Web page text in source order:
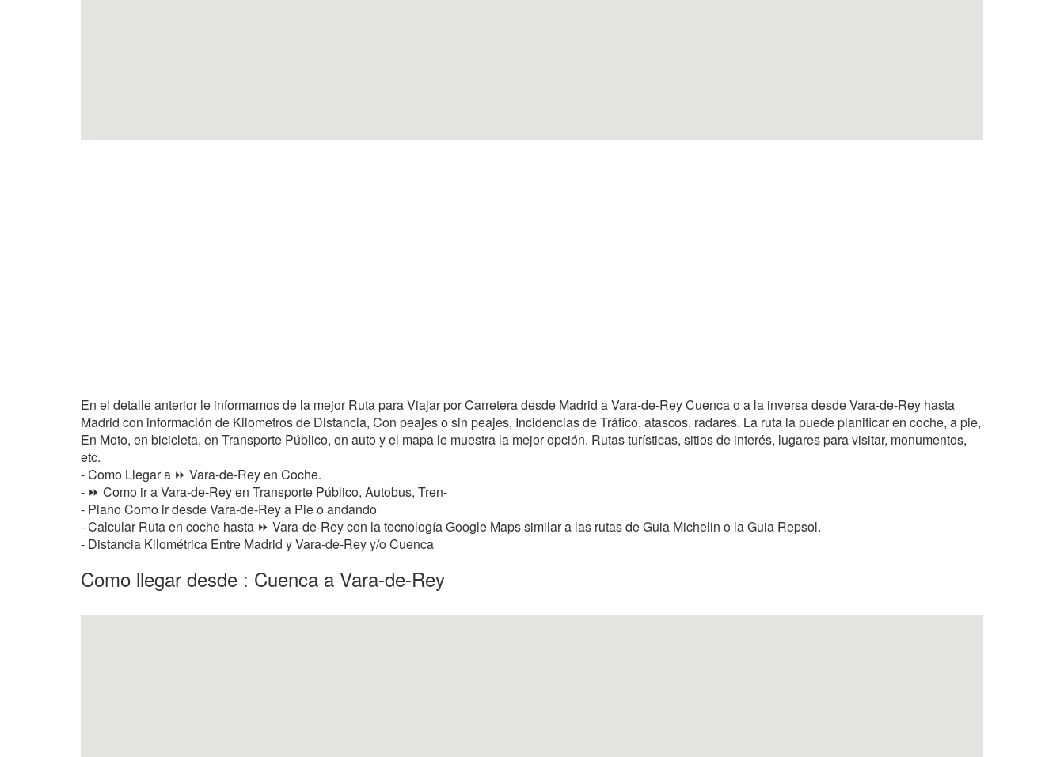
En el detalle anterior le informamos de la mejor Ruta para Viajar por Carretera desde Madrid a Vara-de-Rey Cuenca o a la inversa desde Vara-de-Rey hasta
Madrid con información de Kilometros de Distancia, Con peajes o sin peajes, Incidencias de Tráfico, atascos, radares. La ruta la puede planificar en coche, a pie,
En Moto, en bicicleta, en Transporte Público, en auto y el mapa le muestra la mejor opción. Rutas turísticas, sitios de interés, lugares para visitar, monumentos,
etc.
- Como Llegar a ⏩ Vara-de-Rey en Coche.
- ⏩ Como ir a Vara-de-Rey en Transporte Público, Autobus, Tren-
- Plano Como ir desde Vara-de-Rey a Pie o andando
- Calcular Ruta en coche hasta ⏩ Vara-de-Rey con la tecnología Google Maps similar a las rutas de Guia Michelin o la Guia Repsol.
- Distancia Kilométrica Entre Madrid y Vara-de-Rey y/o Cuenca
Como llegar desde : Cuenca a Vara-de-Rey